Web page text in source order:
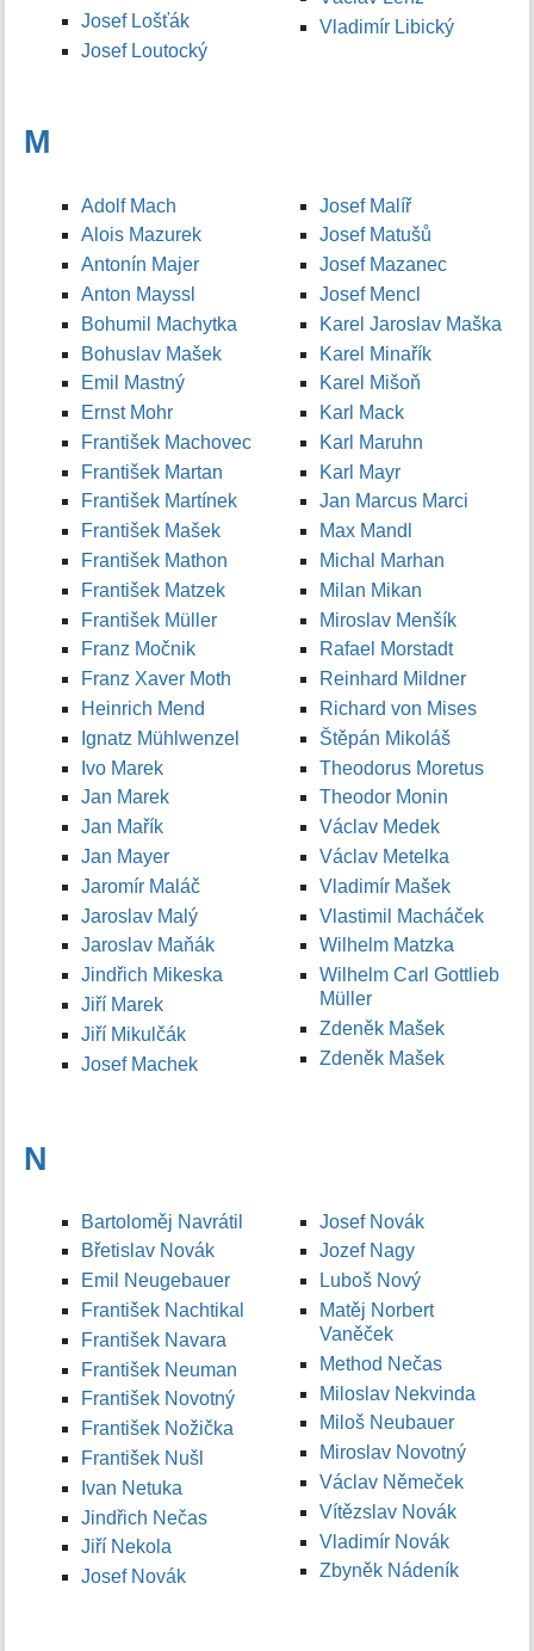
Josef Lošťák
Josef Loutocký
Vladimír Libický
M
Adolf Mach
Alois Mazurek
Antonín Majer
Anton Mayssl
Bohumil Machytka
Bohuslav Mašek
Emil Mastný
Ernst Mohr
František Machovec
František Martan
František Martínek
František Mašek
František Mathon
František Matzek
František Müller
Franz Močnik
Franz Xaver Moth
Heinrich Mend
Ignatz Mühlwenzel
Ivo Marek
Jan Marek
Jan Mařík
Jan Mayer
Jaromír Maláč
Jaroslav Malý
Jaroslav Maňák
Jindřich Mikeska
Jiří Marek
Jiří Mikulčák
Josef Machek
Josef Malíř
Josef Matušů
Josef Mazanec
Josef Mencl
Karel Jaroslav Maška
Karel Minařík
Karel Mišoň
Karl Mack
Karl Maruhn
Karl Mayr
Jan Marcus Marci
Max Mandl
Michal Marhan
Milan Mikan
Miroslav Menšík
Rafael Morstadt
Reinhard Mildner
Richard von Mises
Štěpán Mikoláš
Theodorus Moretus
Theodor Monin
Václav Medek
Václav Metelka
Vladimír Mašek
Vlastimil Macháček
Wilhelm Matzka
Wilhelm Carl Gottlieb
Müller
Zdeněk Mašek
Zdeněk Mašek
N
Bartoloměj Navrátil
Břetislav Novák
Emil Neugebauer
František Nachtikal
František Navara
František Neuman
František Novotný
František Nožička
František Nušl
Ivan Netuka
Jindřich Nečas
Jiří Nekola
Josef Novák
Josef Novák
Jozef Nagy
Luboš Nový
Matěj Norbert
Vaněček
Method Nečas
Miloslav Nekvinda
Miloš Neubauer
Miroslav Novotný
Václav Němeček
Vítězslav Novák
Vladimír Novák
Zbyněk Nádeník